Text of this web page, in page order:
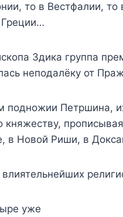
то в Вестфалии, то
Греции…
Здика группа
неподалёку от
подножии Петршина,
княжеству,
в Новой Риши, в
уже